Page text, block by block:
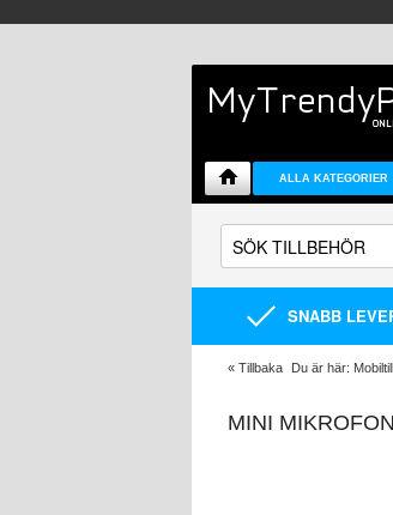
ALLA KATEGORIER
SNABB
« Tillbaka Du är här:
MINI